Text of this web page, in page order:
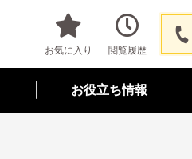
お気に入り 閲覧履歴
お役立ち情報